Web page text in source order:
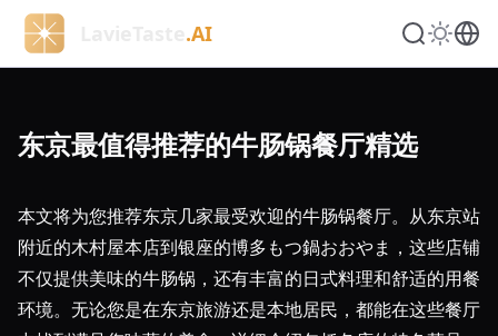
.AI
东京最值得推荐的牛肠锅餐厅精选
本文将为您推荐东京几家最受欢迎的牛肠锅餐厅。从东京站
附近的木村屋本店到银座的博多もつ鍋おおやま，这些店铺
不仅提供美味的牛肠锅，还有丰富的日式料理和舒适的用餐
环境。无论您是在东京旅游还是本地居民，都能在这些餐厅